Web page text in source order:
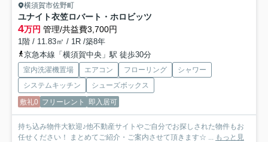
横須賀市佐野町
ユナイト衣笠ロバート・ホロビッツ
4万円 管理/共益費3,700円
1階 / 11.83㎡ / 1R /築8年
京急本線「横須賀中央」駅 徒歩30分
室内洗濯機置場 エアコン フローリング
シャワー
システムキッチン
シューズボックス
敷礼0 フリーレント 即入居可
持ち込み物件大歓迎♪他不動産サイトやご自分でお探しされた物件もお
任せください！ まとめてご紹介・ご案内させて頂きます☆ ...
もっと見